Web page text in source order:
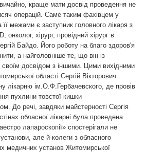
краще мати досвід проведення не
операцій. Саме таким фахівцем у
її межами є заступник головного лікаря з
онколог, хірург, провідний хірург в
Байдо. Його роботу на благо здоров'я
а найголовніше те, що він із
досвідом з іншими. Цими вихідними
області Сергій Вікторович
лікарню ім.О.Ф.Гербачевского, де провів
пухлини товстої кишки
До речі, завдяки майстерності Сергія
обласної лікарні була проведена
лапароскопії» спостерігали не
установи, але й колеги з обласного
медичних установ Житомирської